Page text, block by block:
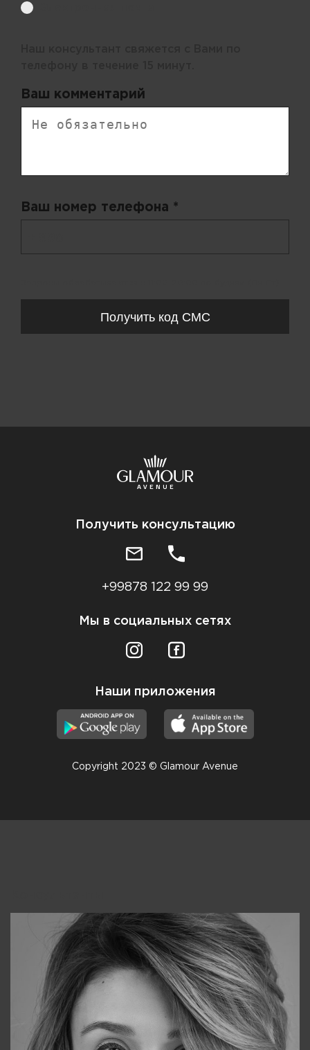
Ваш комментарий
Ваш номер телефона *
Получить код СМС
Получить консультацию
+99878 122 99 99
Мы в социальных сетях
Наши приложения
Copyright 2023 © Glamour Avenue